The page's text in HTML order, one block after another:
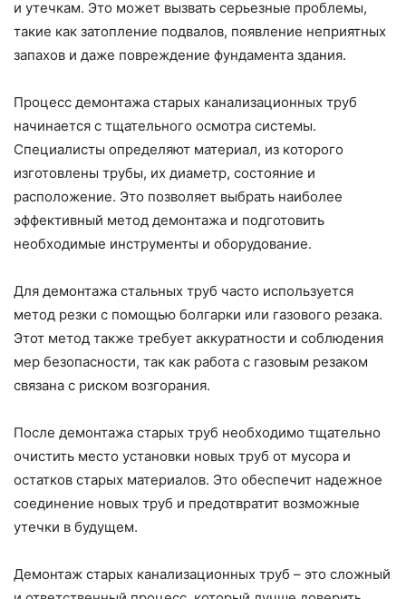
и утечкам. Это может вызвать серьезные проблемы,
такие как затопление подвалов, появление неприятных
запахов и даже повреждение фундамента здания.
Процесс демонтажа старых канализационных труб
начинается с тщательного осмотра системы.
Специалисты определяют материал, из которого
изготовлены трубы, их диаметр, состояние и
расположение. Это позволяет выбрать наиболее
эффективный метод демонтажа и подготовить
необходимые инструменты и оборудование.
Для демонтажа стальных труб часто используется
метод резки с помощью болгарки или газового резака.
Этот метод также требует аккуратности и соблюдения
мер безопасности, так как работа с газовым резаком
связана с риском возгорания.
После демонтажа старых труб необходимо тщательно
очистить место установки новых труб от мусора и
остатков старых материалов. Это обеспечит надежное
соединение новых труб и предотвратит возможные
утечки в будущем.
Демонтаж старых канализационных труб – это сложный